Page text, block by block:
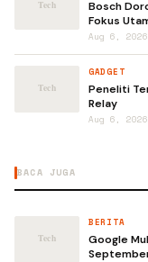
Bosch
Fokus
Aug 6, 2026
GADGET
Peneliti
Relay
Aug 6, 2026
BACA JUGA
BERITA
Google